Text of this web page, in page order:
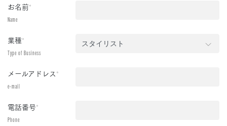
お名前*
Name
業種*
Type of Business
メールアドレス*
e-mail
電話番号*
Phone